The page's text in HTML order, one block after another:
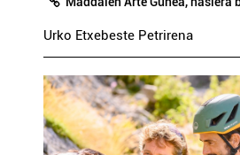
Urko Etxebeste Petrirena